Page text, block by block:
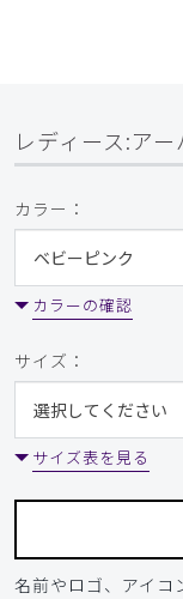
レディース:ア
カラー：
カラーの確認
サイズ：
サイズ表を見る
名前やロゴ、アイコ